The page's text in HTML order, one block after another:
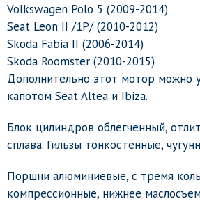
Volkswagen Polo 5 (2009-2014)
Seat Leon II /1P/ (2010-2012)
Skoda Fabia II (2006-2014)
Skoda Roomster (2010-2015)
Дополнительно этот мотор можно
капотом Seat Altea и Ibiza.
Блок цилиндров облегченный,
сплава. Гильзы тонкостенные,
Поршни алюминиевые, с тремя
компрессионные, нижнее